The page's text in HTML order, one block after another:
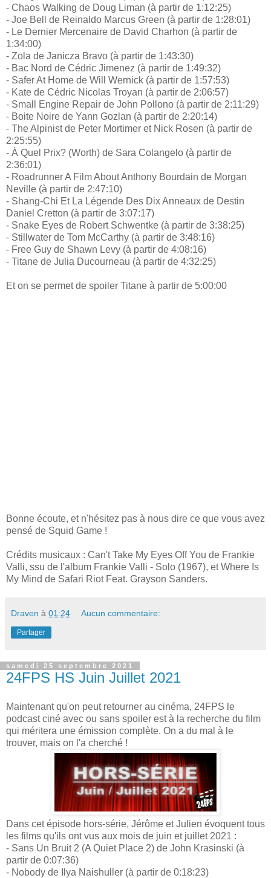
- Chaos Walking de Doug Liman (à partir de 1:12:25)
- Joe Bell de Reinaldo Marcus Green (à partir de 1:28:01)
- Le Dernier Mercenaire de David Charhon (à partir de
1:34:00)
- Zola de Janicza Bravo (à partir de 1:43:30)
- Bac Nord de Cédric Jimenez (à partir de 1:49:32)
- Safer At Home de Will Wernick (à partir de 1:57:53)
- Kate de Cédric Nicolas Troyan (à partir de 2:06:57)
- Small Engine Repair de John Pollono (à partir de 2:11:29)
- Boite Noire de Yann Gozlan (à partir de 2:20:14)
- The Alpinist de Peter Mortimer et Nick Rosen (à partir de
2:25:55)
- À Quel Prix? (Worth) de Sara Colangelo (à partir de
2:36:01)
- Roadrunner A Film About Anthony Bourdain de Morgan
Neville (à partir de 2:47:10)
- Shang-Chi Et La Légende Des Dix Anneaux de Destin
Daniel Cretton (à partir de 3:07:17)
- Snake Eyes de Robert Schwentke (à partir de 3:38:25)
- Stillwater de Tom McCarthy (à partir de 3:48:16)
- Free Guy de Shawn Levy (à partir de 4:08:16)
- Titane de Julia Ducourneau (à partir de 4:32:25)
Et on se permet de spoiler Titane à partir de 5:00:00
Bonne écoute, et n'hésitez pas à nous dire ce que vous avez
pensé de Squid Game !
Crédits musicaux : Can't Take My Eyes Off You de Frankie
Valli, ssu de l'album Frankie Valli - Solo (1967), et Where Is
My Mind de Safari Riot Feat. Grayson Sanders.
Draven à 01:24 Aucun commentaire:
Partager
samedi 25 septembre 2021
24FPS HS Juin Juillet 2021
Maintenant qu'on peut retourner au cinéma, 24FPS le
podcast ciné avec ou sans spoiler est à la recherche du film
qui méritera une émission complète. On a du mal à le
trouver, mais on l'a cherché !
Dans cet épisode hors-série, Jérôme et Julien évoquent tous
les films qu'ils ont vus aux mois de juin et juillet 2021 :
- Sans Un Bruit 2 (A Quiet Place 2) de John Krasinski (à
partir de 0:07:36)
- Nobody de Ilya Naishuller (à partir de 0:18:23)